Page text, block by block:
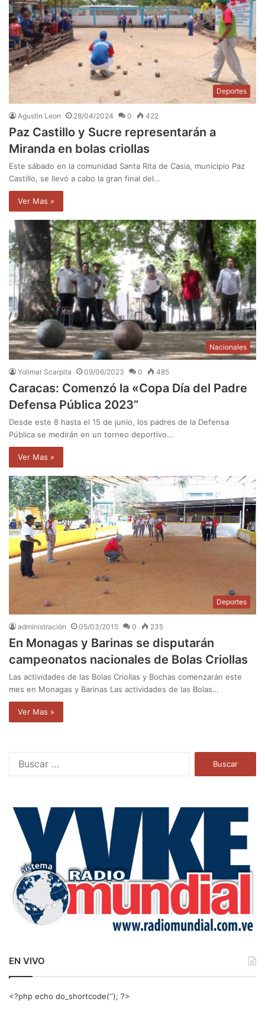
Deportes
Agustin Leon 28/04/2024 0 422
Paz Castillo y Sucre representarán a
Miranda en bolas criollas
Este sábado en la comunidad Santa Rita de Casia, municipio Paz
Castillo, se llevó a cabo la gran final del…
Ver Mas »
Nacionales
Yolimar Scarpita 09/06/2023 0 485
Caracas: Comenzó la «Copa Día del Padre
Defensa Pública 2023”
Desde este 8 hasta el 15 de junio, los padres de la Defensa
Pública se medirán en un torneo deportivo…
Ver Mas »
Deportes
administración 05/03/2015 0 235
En Monagas y Barinas se disputarán
campeonatos nacionales de Bolas Criollas
Las actividades de las Bolas Criollas y Bochas comenzarán este
mes en Monagas y Barinas Las actividades de las Bolas…
Ver Mas »
a
EN VIVO
<?php echo do_shortcode(‘‘); ?>